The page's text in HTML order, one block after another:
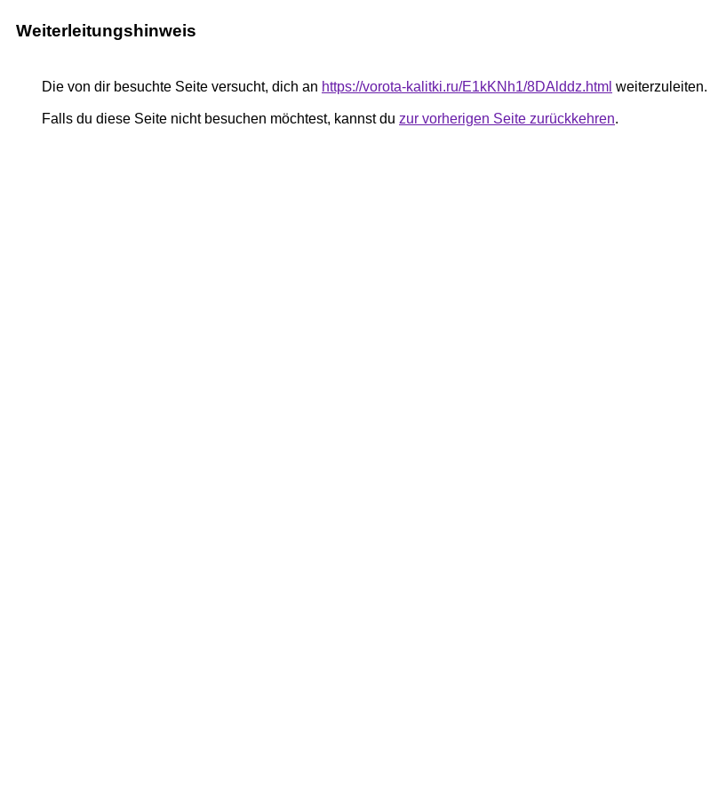
Weiterleitungshinweis
Die von dir besuchte Seite versucht, dich an https://vorota-kalitki.ru/E1kKNh1/8DAlddz.html weiterzuleiten.
Falls du diese Seite nicht besuchen möchtest, kannst du zur vorherigen Seite zurückkehren.